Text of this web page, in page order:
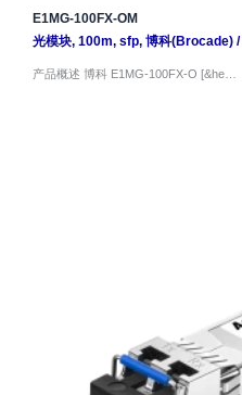
E1MG-100FX-OM
光模块, 100m, sfp, 博科(Brocade)/
产品概述 博科 E1MG-100FX-O [&he…